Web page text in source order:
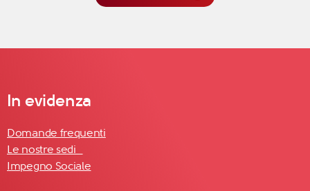
In evidenza
Domande frequenti
Le nostre sedi
Impegno Sociale